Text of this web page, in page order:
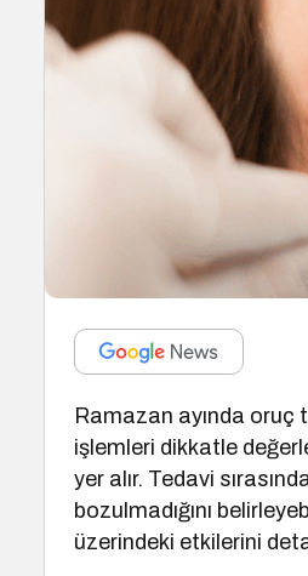
Ramazan ayında oruç
işlemleri dikkatle
yer alır. Tedavi
bozulmadığını
üzerindeki etkilerini